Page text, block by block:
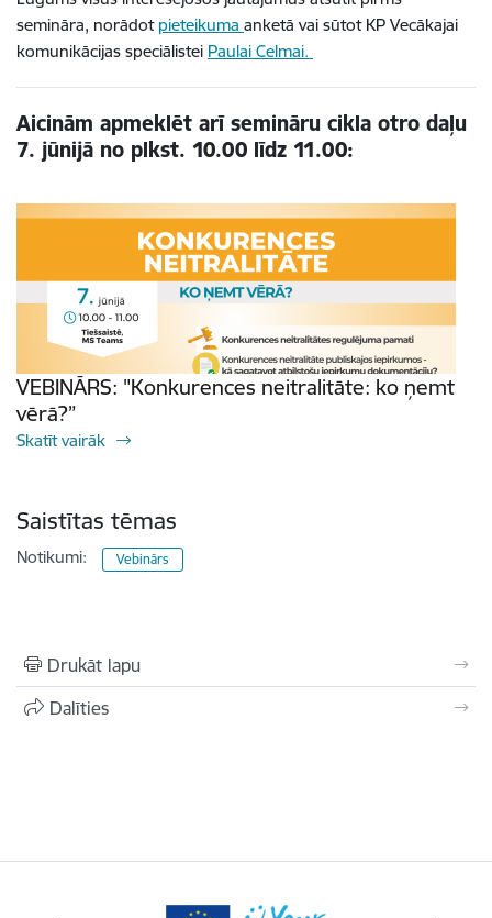
semināra, norādot pieteikuma anketā vai sūtot KP Vecākajai
komunikācijas speciālistei Paulai Celmai.
Aicinām apmeklēt arī semināru cikla otro daļu
7. jūnijā no plkst. 10.00 līdz 11.00:
VEBINĀRS: "Konkurences neitralitāte: ko ņemt
vērā?”
Skatīt vairāk
Saistītas tēmas
Notikumi: Vebinārs
Drukāt lapu
Dalīties